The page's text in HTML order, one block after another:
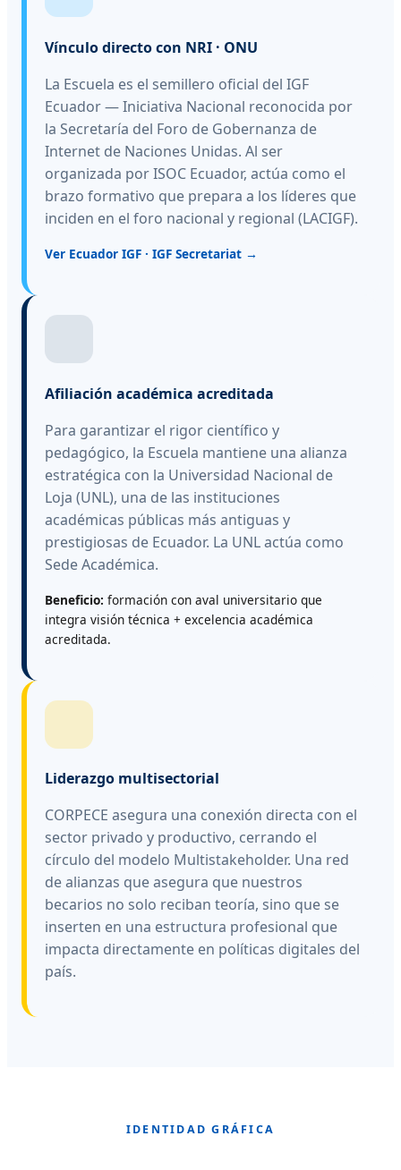
Vínculo directo con NRI · ONU
La Escuela es el semillero oficial del IGF
Ecuador — Iniciativa Nacional reconocida por
la Secretaría del Foro de Gobernanza de
Internet de Naciones Unidas. Al ser
organizada por ISOC Ecuador, actúa como el
brazo formativo que prepara a los líderes que
inciden en el foro nacional y regional (LACIGF).
Ver Ecuador IGF · IGF Secretariat →
Afiliación académica acreditada
Para garantizar el rigor científico y
pedagógico, la Escuela mantiene una alianza
estratégica con la Universidad Nacional de
Loja (UNL), una de las instituciones
académicas públicas más antiguas y
prestigiosas de Ecuador. La UNL actúa como
Sede Académica.
Beneficio: formación con aval universitario que
integra visión técnica + excelencia académica
acreditada.
Liderazgo multisectorial
CORPECE asegura una conexión directa con el
sector privado y productivo, cerrando el
círculo del modelo Multistakeholder. Una red
de alianzas que asegura que nuestros
becarios no solo reciban teoría, sino que se
inserten en una estructura profesional que
impacta directamente en políticas digitales del
país.
IDENTIDAD GRÁFICA